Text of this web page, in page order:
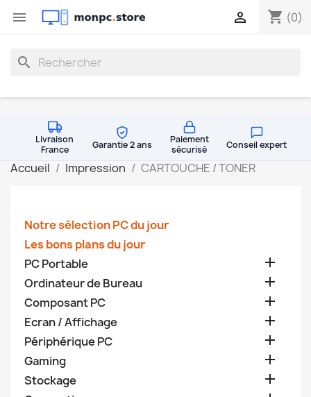
 shopping_cart (0)

search
Livraison
France
Garantie 2 ans
Paiement
sécurisé
Conseil expert
Accueil Impression CARTOUCHE / TONER
Notre sélection PC du jour
Les bons plans du jour
PC Portable

Ordinateur de Bureau 
Composant PC 
Ecran / Affichage 
Périphérique PC 
Gaming 
Stockage 